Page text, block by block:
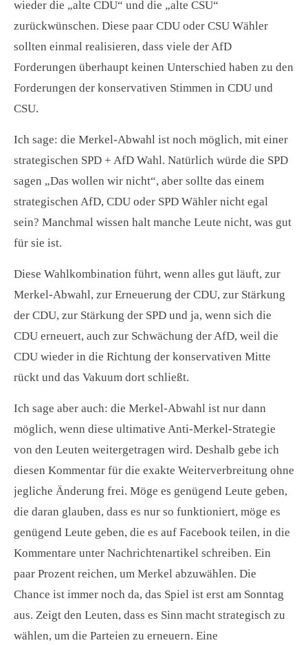
wieder die „alte CDU“ und die „alte CSU“
zurückwünschen. Diese paar CDU oder CSU Wähler
sollten einmal realisieren, dass viele der AfD
Forderungen überhaupt keinen Unterschied haben zu den
Forderungen der konservativen Stimmen in CDU und
CSU.
Ich sage: die Merkel-Abwahl ist noch möglich, mit einer
strategischen SPD + AfD Wahl. Natürlich würde die SPD
sagen „Das wollen wir nicht“, aber sollte das einem
strategischen AfD, CDU oder SPD Wähler nicht egal
sein? Manchmal wissen halt manche Leute nicht, was gut
für sie ist.
Diese Wahlkombination führt, wenn alles gut läuft, zur
Merkel-Abwahl, zur Erneuerung der CDU, zur Stärkung
der CDU, zur Stärkung der SPD und ja, wenn sich die
CDU erneuert, auch zur Schwächung der AfD, weil die
CDU wieder in die Richtung der konservativen Mitte
rückt und das Vakuum dort schließt.
Ich sage aber auch: die Merkel-Abwahl ist nur dann
möglich, wenn diese ultimative Anti-Merkel-Strategie
von den Leuten weitergetragen wird. Deshalb gebe ich
diesen Kommentar für die exakte Weiterverbreitung ohne
jegliche Änderung frei. Möge es genügend Leute geben,
die daran glauben, dass es nur so funktioniert, möge es
genügend Leute geben, die es auf Facebook teilen, in die
Kommentare unter Nachrichtenartikel schreiben. Ein
paar Prozent reichen, um Merkel abzuwählen. Die
Chance ist immer noch da, das Spiel ist erst am Sonntag
aus. Zeigt den Leuten, dass es Sinn macht strategisch zu
wählen, um die Parteien zu erneuern. Eine